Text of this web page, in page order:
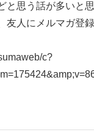
と思う話が多いと
友人にメルマガ登
c?